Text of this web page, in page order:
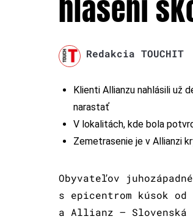
hlásení
Redakcia TOUCHIT
Klienti Allianzu nahlásili už
narastať
V lokalitách, kde bola
Zemetrasenie je v Allianzi
Obyvateľov
s epicentrom kúsok
a Allianz –